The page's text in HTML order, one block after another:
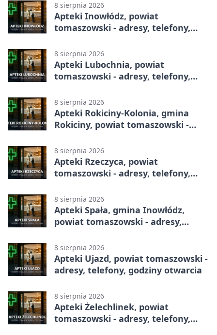
8 sierpnia 2026
Apteki Inowłódz, powiat
tomaszowski - adresy, telefony,
8 sierpnia 2026
Apteki Lubochnia, powiat
tomaszowski - adresy, telefony,
8 sierpnia 2026
Apteki Rokiciny-Kolonia, gmina
Rokiciny, powiat tomaszowski -
8 sierpnia 2026
Apteki Rzeczyca, powiat
tomaszowski - adresy, telefony,
8 sierpnia 2026
Apteki Spała, gmina Inowłódz,
powiat tomaszowski - adresy,
8 sierpnia 2026
Apteki Ujazd, powiat tomaszowski -
adresy, telefony, godziny otwarcia
8 sierpnia 2026
Apteki Żelechlinek, powiat
tomaszowski - adresy, telefony,